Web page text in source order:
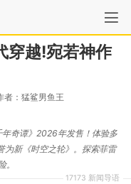
穿越!宛若神作
者：猛鲨男鱼王
17173 新闻导语
年奇谭》2026年发售！体验多
为新《时空之轮》。探索菲雷